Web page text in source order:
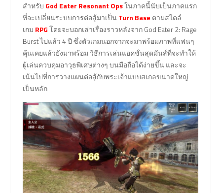
สำหรับ God Eater Resonant Opsในภาคนี้นับเป็นภาคแรก
ที่จะเปลี่ยนระบบการต่อสู้มาเป็น Turn Base ตามสไตล์
เกม RPGโดยจะบอกเล่าเรื่องราวหลังจาก God Eater 2: Rage
Burst ไปแล้ว 4 ปี ซึ่งตัวเกมนอกจากจะมาพร้อมภาพที่แฟนๆ
คุ้นเคยแล้วยังมาพร้อม วิธีการเล่นแอคชั่นสุดมันส์ที่จะทำให้
ผู้เล่นควบคุมอาวุธพิเศษต่างๆ บนมือถือได้ง่ายขึ้น และจะ
เน้นไปที่การวางแผนต่อสู้กับพระเจ้าแบบสเกลขนาดใหญ่
เป็นหลัก